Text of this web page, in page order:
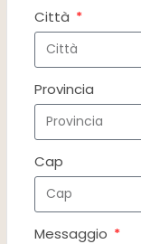
Città
Provincia
Cap
Messaggio